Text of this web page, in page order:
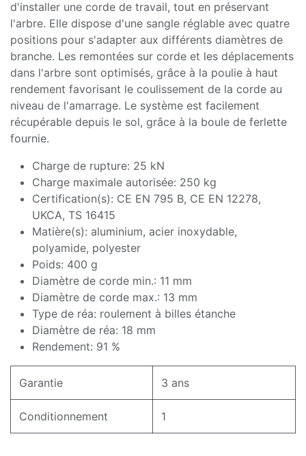
d'installer une corde de travail, tout en préservant
l'arbre. Elle dispose d'une sangle réglable avec quatre
positions pour s'adapter aux différents diamètres de
branche. Les remontées sur corde et les déplacements
dans l'arbre sont optimisés, grâce à la poulie à haut
rendement favorisant le coulissement de la corde au
niveau de l'amarrage. Le système est facilement
récupérable depuis le sol, grâce à la boule de ferlette
fournie.
Charge de rupture: 25 kN
Charge maximale autorisée: 250 kg
Certification(s): CE EN 795 B, CE EN 12278,
UKCA, TS 16415
Matière(s): aluminium, acier inoxydable,
polyamide, polyester
Poids: 400 g
Diamètre de corde min.: 11 mm
Diamètre de corde max.: 13 mm
Type de réa: roulement à billes étanche
Diamètre de réa: 18 mm
Rendement: 91 %
Garantie 3 ans
Conditionnement 1